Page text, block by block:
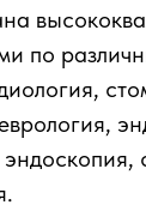
по
эндоскопия,